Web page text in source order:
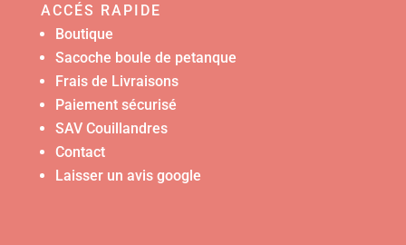
ACCÉS RAPIDE
Boutique
Sacoche boule de petanque
Frais de Livraisons
Paiement sécurisé
SAV Couillandres
Contact
Laisser un avis google